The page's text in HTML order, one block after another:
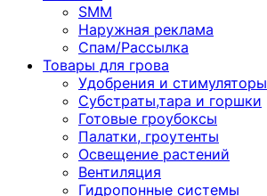
SMM
Наружная реклама
Спам/Рассылка
Товары для грова
Удобрения и стимуляторы
Субстраты,тара и горшки
Готовые гроубоксы
Палатки, гроутенты
Освещение растений
Вентиляция
Гидропонные системы